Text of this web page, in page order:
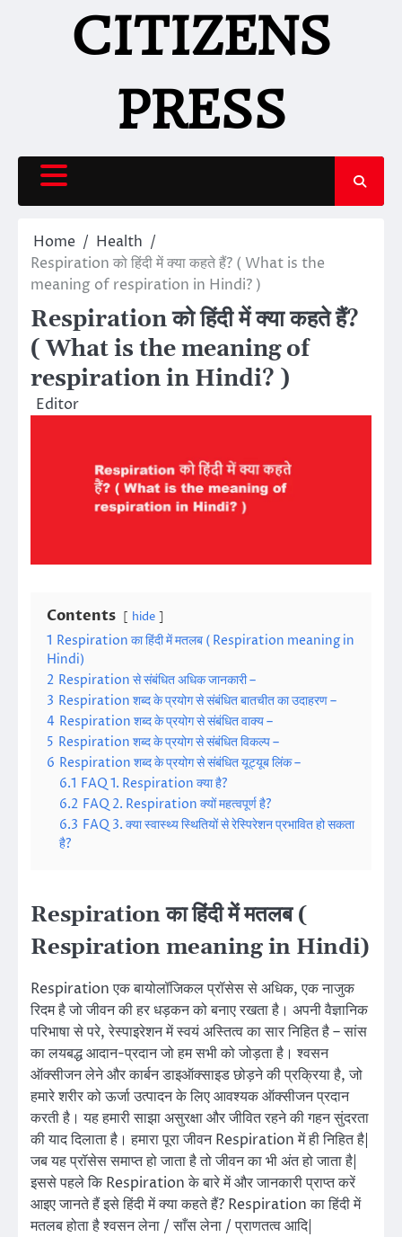
CITIZENS
PRESS
Home
Health
Respiration को हिंदी में क्या कहते हैं? ( What is the
meaning of respiration in Hindi? )
Respiration को हिंदी में क्या कहते हैं?
( What is the meaning of
respiration in Hindi? )
Editor
Contents hide
1 Respiration का हिंदी में मतलब ( Respiration meaning in
Hindi)
2 Respiration से संबंधित अधिक जानकारी –
3 Respiration शब्द के प्रयोग से संबंधित बातचीत का उदाहरण –
4 Respiration शब्द के प्रयोग से संबंधित वाक्य –
5 Respiration शब्द के प्रयोग से संबंधित विकल्प –
6 Respiration शब्द के प्रयोग से संबंधित यूट्यूब लिंक –
6.1 FAQ 1. Respiration क्या है?
6.2 FAQ 2. Respiration क्यों महत्वपूर्ण है?
6.3 FAQ 3. क्या स्वास्थ्य स्थितियों से रेस्पिरेशन प्रभावित हो सकता
है?
Respiration का हिंदी में मतलब (
Respiration meaning in Hindi)
Respiration एक बायोलॉजिकल प्रॉसेस से अधिक, एक नाजुक
रिदम है जो जीवन की हर धड़कन को बनाए रखता है। अपनी वैज्ञानिक
परिभाषा से परे, रेस्पाइरेशन में स्वयं अस्तित्व का सार निहित है – सांस
का लयबद्ध आदान-प्रदान जो हम सभी को जोड़ता है। श्वसन
ऑक्सीजन लेने और कार्बन डाइऑक्साइड छोड़ने की प्रक्रिया है, जो
हमारे शरीर को ऊर्जा उत्पादन के लिए आवश्यक ऑक्सीजन प्रदान
करती है। यह हमारी साझा असुरक्षा और जीवित रहने की गहन सुंदरता
की याद दिलाता है। हमारा पूरा जीवन Respiration में ही निहित है|
जब यह प्रॉसेस समाप्त हो जाता है तो जीवन का भी अंत हो जाता है|
इससे पहले कि Respiration के बारे में और जानकारी प्राप्त करें
आइए जानते हैं इसे हिंदी में क्या कहते हैं? Respiration का हिंदी में
मतलब होता है श्वसन लेना / साँस लेना / प्राणतत्व आदि|